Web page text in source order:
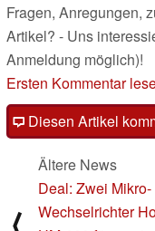
Fragen, Anregungen,
Artikel? - Uns
Anmeldung möglich)!
Ersten Kommentar
Diesen Artikel
Ältere News
Deal: Zwei Mikro-
Wechselrichter